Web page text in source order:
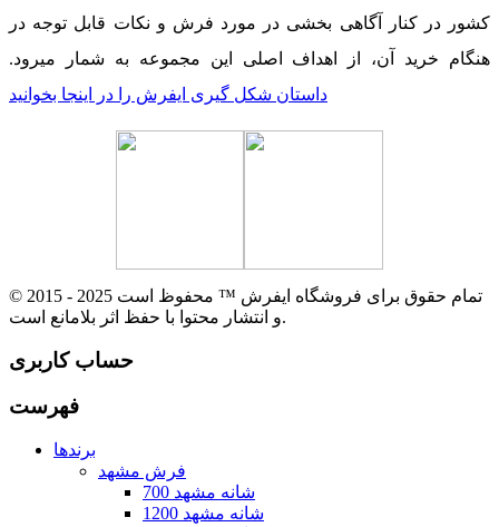
کشور در کنار آگاهی بخشی در مورد فرش و نکات قابل توجه در
هنگام خرید آن، از اهداف اصلی این مجموعه به شمار میرود.
داستان شکل گیری ایفرش را در اینجا بخوانید
© 2015 - 2025 تمام حقوق برای فروشگاه ایفرش ™ محفوظ است
و انتشار محتوا با حفظ اثر بلامانع است.
حساب کاربری
فهرست
برندها
فرش مشهد
700 شانه مشهد
1200 شانه مشهد